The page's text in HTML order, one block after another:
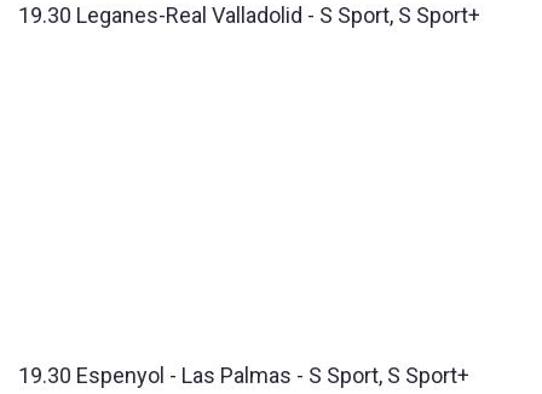
19.30 Leganes-Real Valladolid - S Sport, S Sport+
19.30 Espenyol - Las Palmas - S Sport, S Sport+